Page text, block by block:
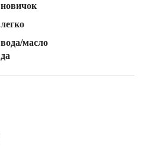
новичок
легко
вода/масло
да